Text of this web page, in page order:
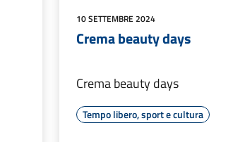
10 SETTEMBRE 2024
Crema beauty days
Crema beauty days
Tempo libero, sport e cultura